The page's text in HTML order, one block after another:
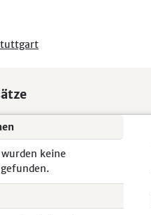
wurden keine